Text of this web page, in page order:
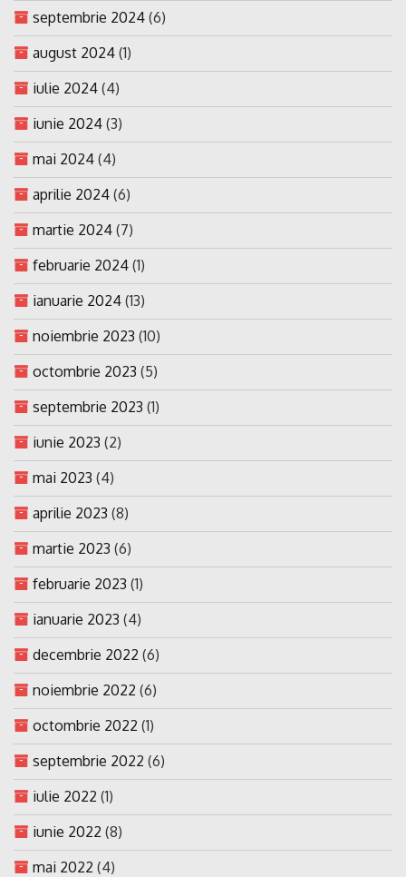
septembrie 2024 (6)
august 2024 (1)
iulie 2024 (4)
iunie 2024 (3)
mai 2024 (4)
aprilie 2024 (6)
martie 2024 (7)
februarie 2024 (1)
ianuarie 2024 (13)
noiembrie 2023 (10)
octombrie 2023 (5)
septembrie 2023 (1)
iunie 2023 (2)
mai 2023 (4)
aprilie 2023 (8)
martie 2023 (6)
februarie 2023 (1)
ianuarie 2023 (4)
decembrie 2022 (6)
noiembrie 2022 (6)
octombrie 2022 (1)
septembrie 2022 (6)
iulie 2022 (1)
iunie 2022 (8)
mai 2022 (4)